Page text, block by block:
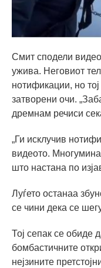
Смит сподели
ужива. Неговиот
нотификации, но
затворени очи.
дремнам речиси
„Ги исклучив
видеото.
што настана по
Луѓето останаа
се чини дека се
Тој сепак се обиде
бомбастичните
нејзините